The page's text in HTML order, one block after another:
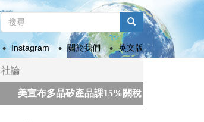
搜
尋
表
單
搜尋
Instagram 關於我們 英文版
社論
美宣布多晶矽產品課15%關稅 政院：我國多適用